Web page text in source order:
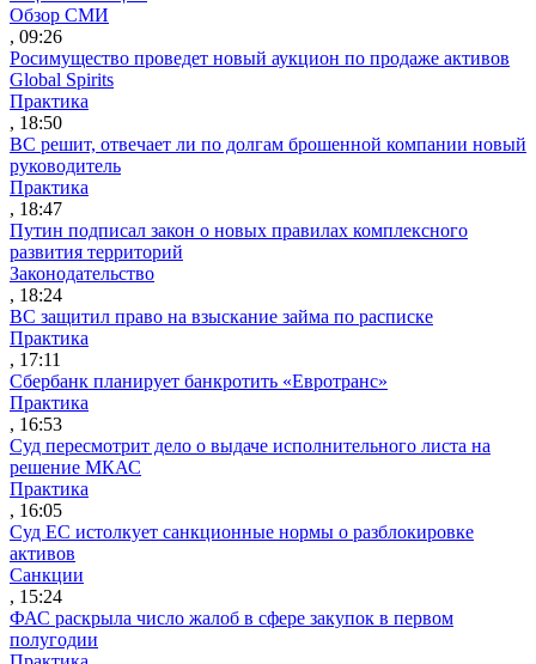
Обзор СМИ
, 09:26
Росимущество проведет новый аукцион по продаже активов
Global Spirits
Практика
, 18:50
ВС решит, отвечает ли по долгам брошенной компании новый
руководитель
Практика
, 18:47
Путин подписал закон о новых правилах комплексного
развития территорий
Законодательство
, 18:24
ВС защитил право на взыскание займа по расписке
Практика
, 17:11
Сбербанк планирует банкротить «Евротранс»
Практика
, 16:53
Суд пересмотрит дело о выдаче исполнительного листа на
решение МКАС
Практика
, 16:05
Суд ЕС истолкует санкционные нормы о разблокировке
активов
Санкции
, 15:24
ФАС раскрыла число жалоб в сфере закупок в первом
полугодии